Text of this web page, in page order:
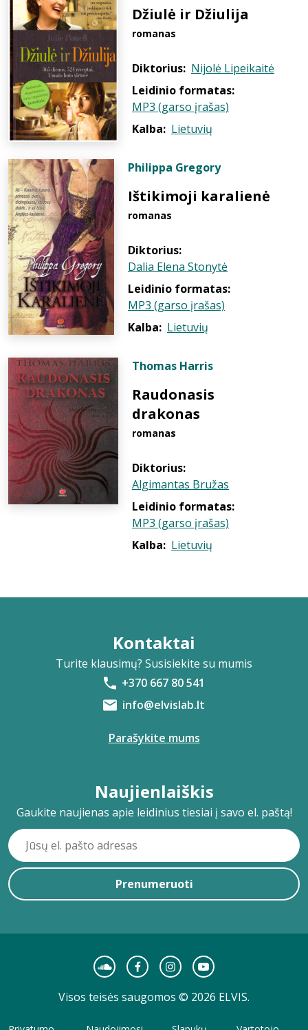
Džiulė ir Džiulija
romanas
Diktorius: Nijolė Lipeikaitė
Leidinio formatas:
MP3 (garso įrašas)
Kalba: Lietuvių
Philippa Gregory
Ištikimoji karalienė
romanas
Diktorius:
Dalia Elena Stonytė
Leidinio formatas:
MP3 (garso įrašas)
Kalba: Lietuvių
Thomas Harris
Raudonasis
drakonas
romanas
Diktorius:
Algimantas Bružas
Leidinio formatas:
MP3 (garso įrašas)
Kalba: Lietuvių
Kontaktai
Turite klausimų? Susisiekite su mumis
+370 667 80 541
info@elvislab.lt
Parašykite mums
Naujienlaiškis
Gaukite naujienas apie leidinius tiesiai į savo el. paštą!
Prenumeruoti
Visos teisės saugomos © 2026 ELVIS.